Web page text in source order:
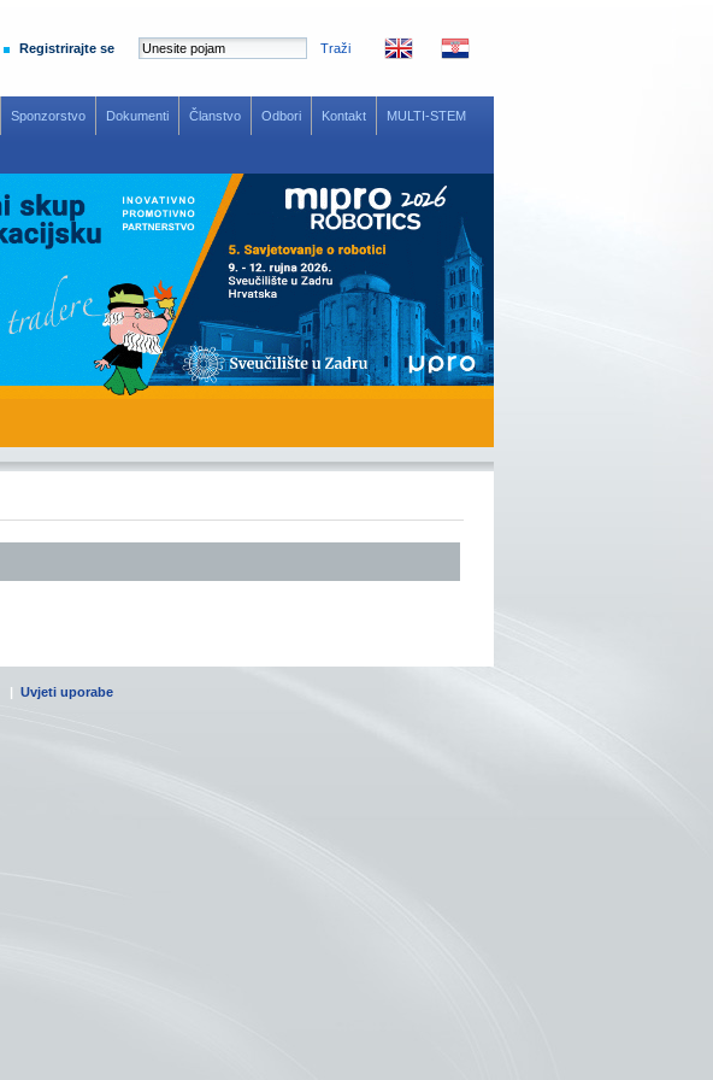
Registrirajte se Traži
Sponzorstvo Dokumenti Članstvo Odbori Kontakt MULTI-STEM
| Uvjeti uporabe